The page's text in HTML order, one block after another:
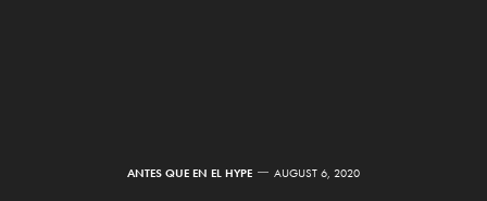
ANTES QUE EN EL HYPE AUGUST 6, 2020